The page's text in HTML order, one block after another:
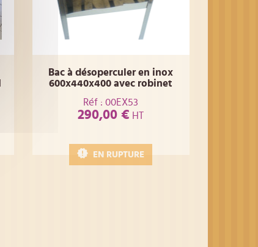
Bac à désoperculer en inox
600x440x400 avec robinet
Réf : 00EX53
290,00 € HT
EN RUPTURE